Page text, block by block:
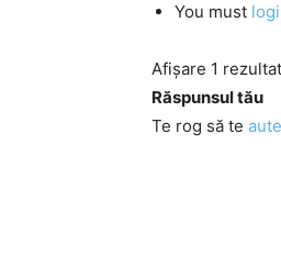
You must
Afișare 1 rezultat
Răspunsul tău
Te rog să te